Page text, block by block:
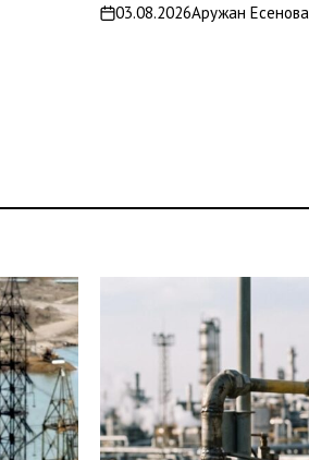
on03.08.2026Аружан Есенова